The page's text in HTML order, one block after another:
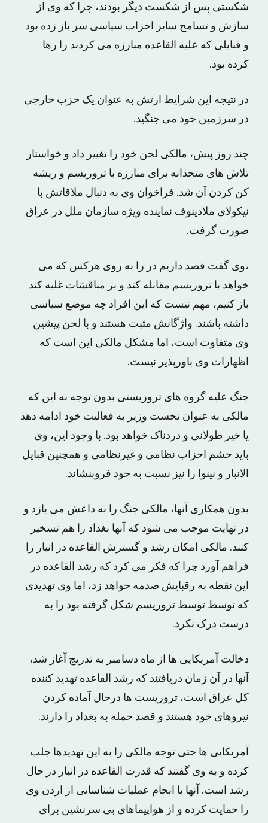
شکستی پس از شکست دیگر بودند، چرا که وی از
سازش و تسامح سایر احزاب سیاسی سر باز زده بود
و قبایلی که علیه القاعده مبارزه می کردند را رها
کرده بود.
در نتیجه این شرایط ارتش به عنوان یک حزب خارجی
در سرزمین خود می جنگید.
چند روز پیش، مالکی لحن خود را تغییر داد و خواستار
تلاش های متحدانه برای مبارزه با تروریسم و ریشه
کن کردن آن شد. فراخوان وی به دنبال ملاقاتش با
نیکولای ملادینوف نماینده ویژه سازمان ملل در عراق
صورت گرفت.
،وی گفت قصد داریم در را به روی هرکس که می
خواهد با تروریسم مقابله کند و بر مناقشات غلبه کند
باز کنیم، مهم نیست که این افراد چه موضع سیاسی
داشته باشند. واژگانش مثبت هستند و با لحن پیشین
وی متفاوت است، اما مشکل مالکی این است که
اظهارات وی باورپذیر نیست.
جنگ علیه گروه های تروریستی بدون توجه به این که
مالکی به عنوان نخست وزیر به فعالیت خود ادامه دهد
یا خیر طولانی و دردناک خواهد بود. با وجود این، وی
باید خشم احزاب نظامی و غیرنظامی و همچنین قبایل
الانبار و نینوا را نیز نسبت به خود فروبنشاند.
بدون همکاری آنها، مالکی جنگ را به داعش می بازد و
در نهایت موجب می شود که آنها بغداد را هم تسخیر
کنند. مالکی امکان رشد و گسترش القاعده در انبار را
فراهم آورد چرا که فکر می کرد که رشد القاعده در
این نقطه به رقبایش صدمه خواهد زد، اما وی تهدیدی
که توسط توسط تروریسم شکل گرفته بود را به
درست درک نکرد.
دخالت آمریکایی ها از ماه دسامبر به تدریج آغاز شد،
آنها در آن زمان دریافتند که رشد القاعده تهدید کننده
کل عراق است، تروریست ها درحال آماده کردن
نیروهای خود هستند و قصد حمله به بغداد را دارند.
آمریکایی ها حتی توجه مالکی را به این تهدیدها جلب
کرده و به وی گفتند که قدرت القاعده در انبار در حال
رشد است. آنها با انجام عملیات شناسایی از اردن وی
را حمایت کرده و از هواپیماهای بی سرنشین برای